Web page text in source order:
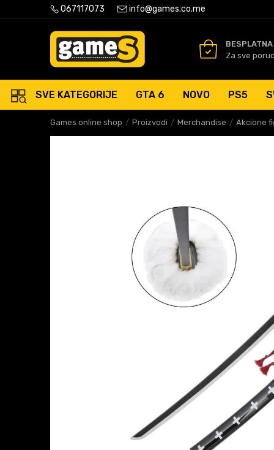
067117073 info@games.co.me
ISPORUKA PORUDŽBINA PREKO 50 EURSIGURNO PLAĆANJE
Za sve
SVE KATEGORIJE GTA 6 NOVO PS5
Games online shop Proizvodi Merchandise Akcione